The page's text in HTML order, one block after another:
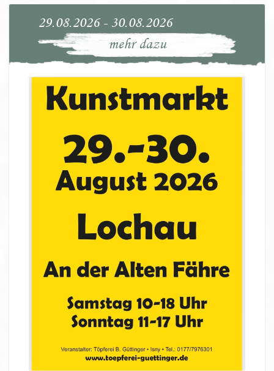
29.08.2026 - 30.08.2026
mehr dazu